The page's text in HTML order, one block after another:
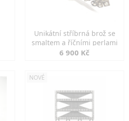
Unikátní stříbrná brož se
smaltem a říčními perlami
6 900 Kč
NOVÉ